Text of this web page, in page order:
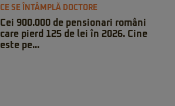
CE SE ÎNTÂMPLĂ DOCTORE
Cei 900.000 de pensionari români
care pierd 125 de lei în 2026. Cine
este pe...